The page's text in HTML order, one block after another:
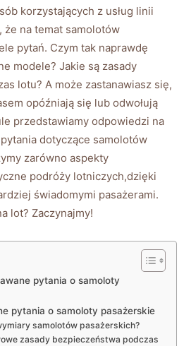
korzystających z usług linii
że na temat samolotów
pytań. Czym tak naprawdę
modele? Jakie są zasady
lotu? A może zastanawiasz się,
opóźniają się lub odwołują
przedstawiamy odpowiedzi na
dotyczące samolotów
zarówno aspekty
podróży lotniczych,dzięki
świadomymi pasażerami.
lot? Zaczynajmy!
pytania o samoloty
pytania o samoloty pasażerskie
samolotów pasażerskich?
zasady bezpieczeństwa podczas